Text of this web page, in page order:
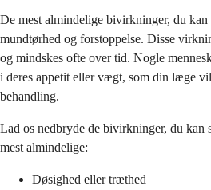
De mest almindelige bivirkninger, du
mundtørhed og forstoppelse. Disse
og mindskes ofte over tid. Nogle
i deres appetit eller vægt, som din læge
behandling.
Lad os nedbryde de bivirkninger, du kan
mest almindelige:
Døsighed eller træthed